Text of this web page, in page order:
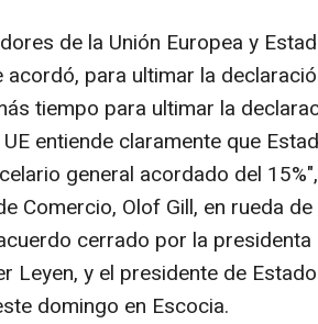
de la Unión Europea y
para ultimar la
tiempo para ultimar la
entiende claramente que
general acordado del
Comercio, Olof Gill, en rueda
cerrado por la presidenta
Leyen, y el presidente de
domingo en Escocia.